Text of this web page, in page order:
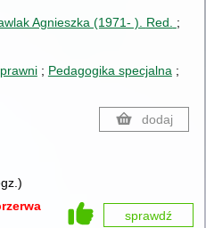
Agnieszka (1971- ). Red.
Pedagogika specjalna
dodaj
)
sprawdź